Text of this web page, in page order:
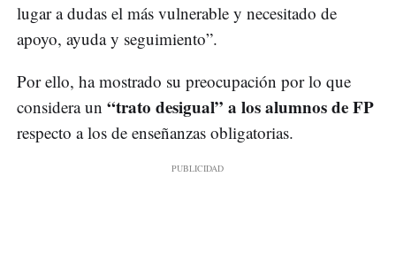
lugar a dudas el más vulnerable y necesitado de
apoyo, ayuda y seguimiento”.
Por ello, ha mostrado su preocupación por lo que
considera un “trato desigual” a los alumnos de FP
respecto a los de enseñanzas obligatorias.